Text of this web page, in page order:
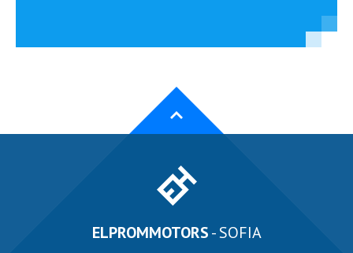
ELPROMMOTORS- SOFIA